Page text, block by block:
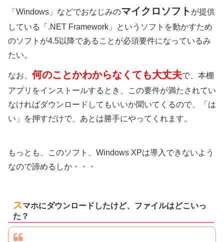
「Windows」などでおなじみのマイクロソフト が提供
している「.NET Framework」というソフトを動かすため
のソフトが4.5以降であることが必須要件になっているみ
たい。
なお、何のことかわからなくても大丈夫で、本棚
アプリをインストールするとき、この要件が満たされてい
なければダウンロードしてもいいか聞いてくるので、「は
い」を押すだけで、あとは勝手にやってくれます。
もっとも、このソフト、Windows XPは導入できないよう
なので諦めるしか・・・
スマホにダウンロードしたけど、ファイルはどこいっ
た？